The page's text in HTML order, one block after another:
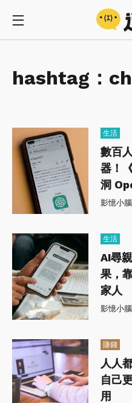
hashtag：
生活
數百
器！
洞
影憶小
生活
AI尋
果，
家人
影憶小
賺錢
人人
自己
用